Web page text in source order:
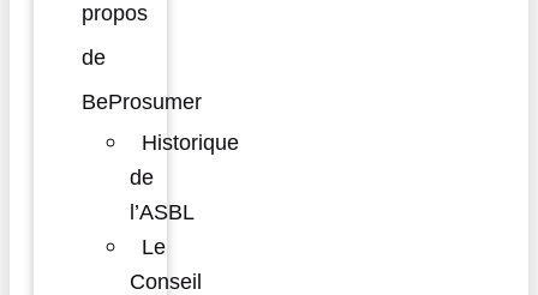
propos
de
BeProsumer
Historique
de
l’ASBL
Le
Conseil